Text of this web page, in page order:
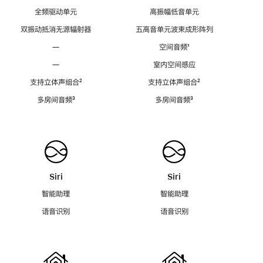
全频驱动单元
双振动抵消无源辐射器
—
—
支持立体声组合脚
²
多房间音频脚
³
Siri
智能助理
语音识别
高振幅低音单元
五高音单元波束成形阵列
空间音频脚
¹
室内空间感应
支持立体声组合脚
²
多房间音频脚
³
Siri
智能助理
语音识别